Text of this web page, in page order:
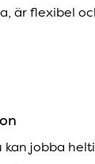
är flexibel
kan jobba